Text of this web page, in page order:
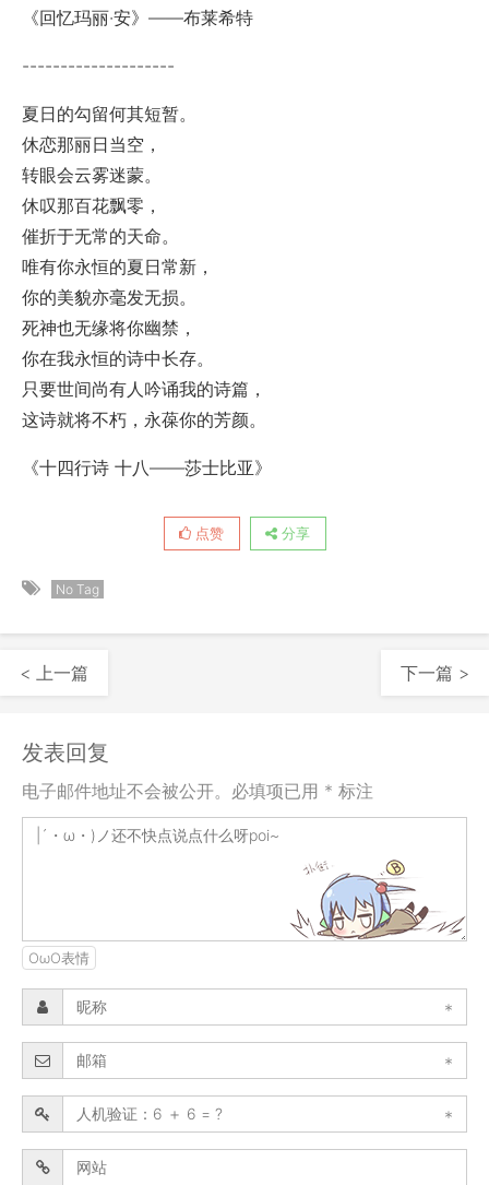
《回忆玛丽·安》——布莱希特
--------------------
夏日的勾留何其短暂。
休恋那丽日当空，
转眼会云雾迷蒙。
休叹那百花飘零，
催折于无常的天命。
唯有你永恒的夏日常新，
你的美貌亦毫发无损。
死神也无缘将你幽禁，
你在我永恒的诗中长存。
只要世间尚有人吟诵我的诗篇，
这诗就将不朽，永葆你的芳颜。
《十四行诗 十八——莎士比亚》
点赞 分享
No Tag
< 上一篇 下一篇 >
发表回复
电子邮件地址不会被公开。必填项已用 * 标注
OωO表情
*
*
*